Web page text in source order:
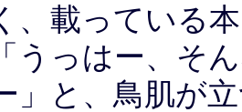
、載っている
うっはー、そ
」と、鳥肌が